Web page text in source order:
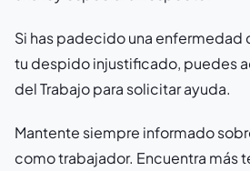
Si has padecido una enfermedad
tu despido injustificado, puedes
del Trabajo para solicitar ayuda.
Mantente siempre informado
como trabajador. Encuentra más